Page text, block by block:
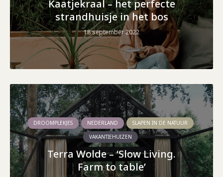
Kaatjekraal – het perfecte
strandhuisje in het bos
18 september 2022
DROOMPLEKJES NEDERLAND
SLAPEN IN DE NATUUR
VAKANTIEHUIZEN
Terra Wolde – ‘Slow Living.
Farm to table’